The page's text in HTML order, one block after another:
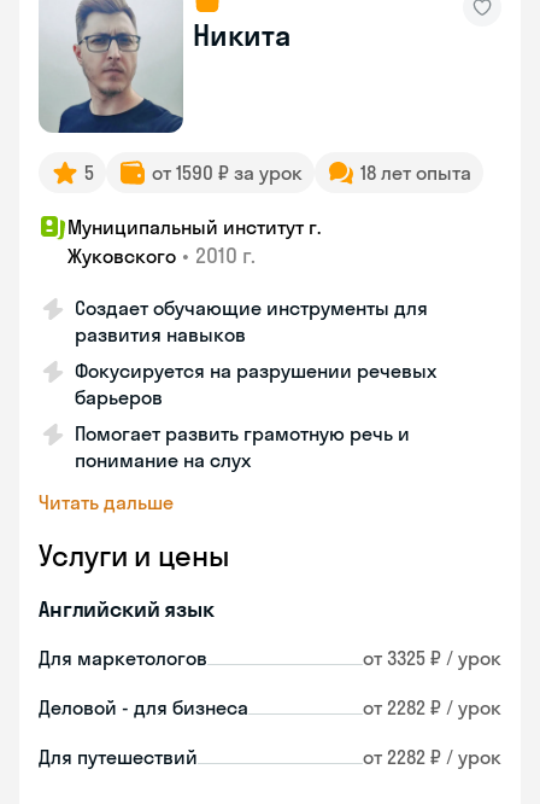
Никита
5 от 1590 ₽ за урок 18 лет опыта
Муниципальный институт г.
Жуковского • 2010 г.
Создает обучающие инструменты для
развития навыков
Фокусируется на разрушении речевых
барьеров
Помогает развить грамотную речь и
понимание на слух
Читать дальше
Услуги и цены
Английский язык
Для маркетологов от 3325 ₽ / урок
Деловой - для бизнеса от 2282 ₽ / урок
Для путешествий от 2282 ₽ / урок